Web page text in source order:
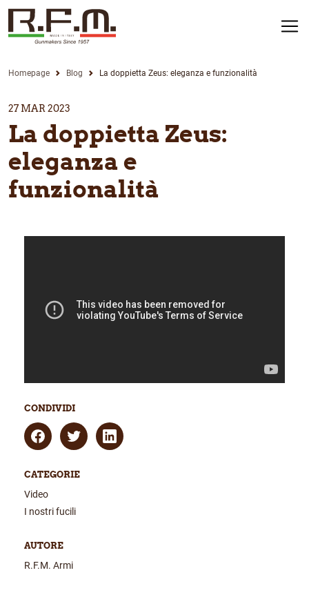
Homepage Blog La doppietta Zeus: eleganza e funzionalità
27 MAR 2023
La doppietta Zeus:
eleganza e
funzionalità
CONDIVIDI
CATEGORIE
Video
I nostri fucili
AUTORE
R.F.M. Armi